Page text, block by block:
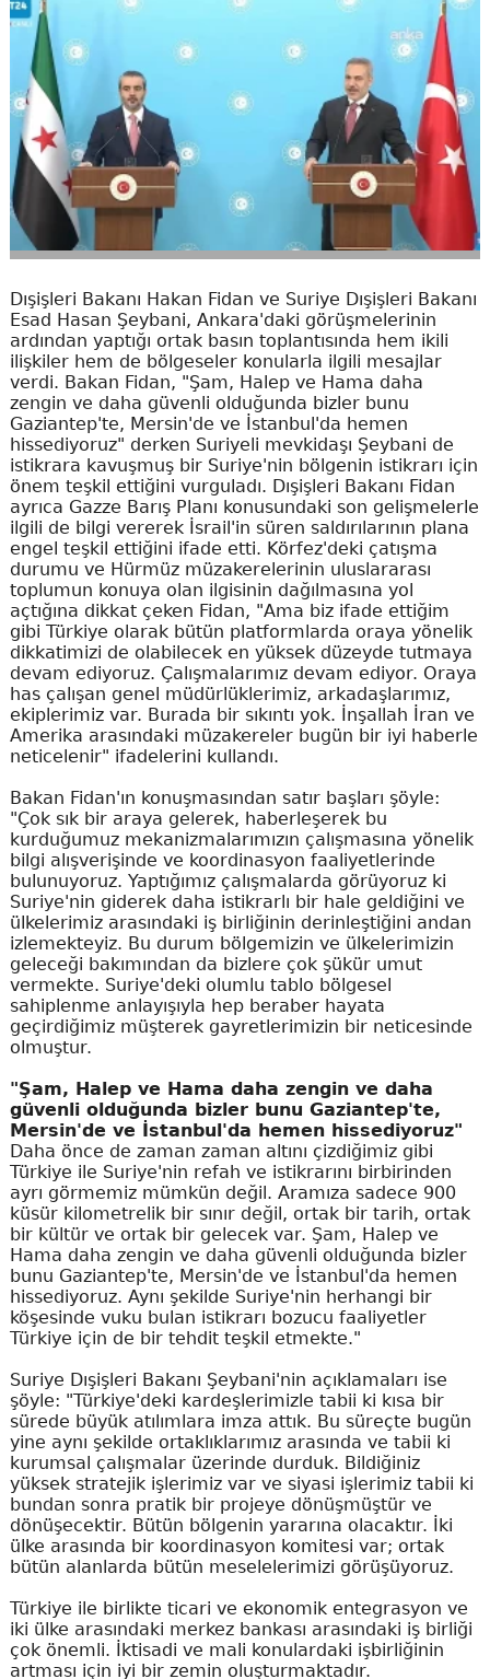
Dışişleri Bakanı Hakan Fidan ve Suriye Dışişleri Bakanı
Esad Hasan Şeybani, Ankara'daki görüşmelerinin
ardından yaptığı ortak basın toplantısında hem ikili
ilişkiler hem de bölgeseler konularla ilgili mesajlar
verdi. Bakan Fidan, "Şam, Halep ve Hama daha
zengin ve daha güvenli olduğunda bizler bunu
Gaziantep'te, Mersin'de ve İstanbul'da hemen
hissediyoruz" derken Suriyeli mevkidaşı Şeybani de
istikrara kavuşmuş bir Suriye'nin bölgenin istikrarı için
önem teşkil ettiğini vurguladı. Dışişleri Bakanı Fidan
ayrıca Gazze Barış Planı konusundaki son gelişmelerle
ilgili de bilgi vererek İsrail'in süren saldırılarının plana
engel teşkil ettiğini ifade etti. Körfez'deki çatışma
durumu ve Hürmüz müzakerelerinin uluslararası
toplumun konuya olan ilgisinin dağılmasına yol
açtığına dikkat çeken Fidan, "Ama biz ifade ettiğim
gibi Türkiye olarak bütün platformlarda oraya yönelik
dikkatimizi de olabilecek en yüksek düzeyde tutmaya
devam ediyoruz. Çalışmalarımız devam ediyor. Oraya
has çalışan genel müdürlüklerimiz, arkadaşlarımız,
ekiplerimiz var. Burada bir sıkıntı yok. İnşallah İran ve
Amerika arasındaki müzakereler bugün bir iyi haberle
neticelenir" ifadelerini kullandı.
Bakan Fidan'ın konuşmasından satır başları şöyle:
"Çok sık bir araya gelerek, haberleşerek bu
kurduğumuz mekanizmalarımızın çalışmasına yönelik
bilgi alışverişinde ve koordinasyon faaliyetlerinde
bulunuyoruz. Yaptığımız çalışmalarda görüyoruz ki
Suriye'nin giderek daha istikrarlı bir hale geldiğini ve
ülkelerimiz arasındaki iş birliğinin derinleştiğini andan
izlemekteyiz. Bu durum bölgemizin ve ülkelerimizin
geleceği bakımından da bizlere çok şükür umut
vermekte. Suriye'deki olumlu tablo bölgesel
sahiplenme anlayışıyla hep beraber hayata
geçirdiğimiz müşterek gayretlerimizin bir neticesinde
olmuştur.
"Şam, Halep ve Hama daha zengin ve daha
güvenli olduğunda bizler bunu Gaziantep'te,
Mersin'de ve İstanbul'da hemen hissediyoruz"
Daha önce de zaman zaman altını çizdiğimiz gibi
Türkiye ile Suriye'nin refah ve istikrarını birbirinden
ayrı görmemiz mümkün değil. Aramıza sadece 900
küsür kilometrelik bir sınır değil, ortak bir tarih, ortak
bir kültür ve ortak bir gelecek var. Şam, Halep ve
Hama daha zengin ve daha güvenli olduğunda bizler
bunu Gaziantep'te, Mersin'de ve İstanbul'da hemen
hissediyoruz. Aynı şekilde Suriye'nin herhangi bir
köşesinde vuku bulan istikrarı bozucu faaliyetler
Türkiye için de bir tehdit teşkil etmekte."
Suriye Dışişleri Bakanı Şeybani'nin açıklamaları ise
şöyle: "Türkiye'deki kardeşlerimizle tabii ki kısa bir
sürede büyük atılımlara imza attık. Bu süreçte bugün
yine aynı şekilde ortaklıklarımız arasında ve tabii ki
kurumsal çalışmalar üzerinde durduk. Bildiğiniz
yüksek stratejik işlerimiz var ve siyasi işlerimiz tabii ki
bundan sonra pratik bir projeye dönüşmüştür ve
dönüşecektir. Bütün bölgenin yararına olacaktır. İki
ülke arasında bir koordinasyon komitesi var; ortak
bütün alanlarda bütün meselelerimizi görüşüyoruz.
Türkiye ile birlikte ticari ve ekonomik entegrasyon ve
iki ülke arasındaki merkez bankası arasındaki iş birliği
çok önemli. İktisadi ve mali konulardaki işbirliğinin
artması için iyi bir zemin oluşturmaktadır.